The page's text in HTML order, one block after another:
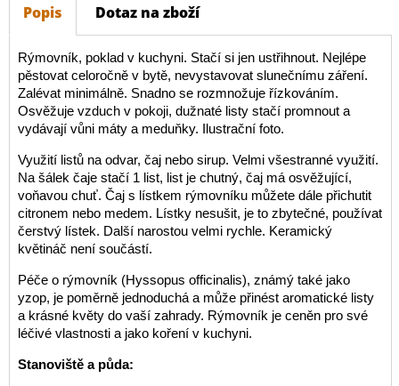
Popis Dotaz na zboží
Rýmovník, poklad v kuchyni. Stačí si jen ustřihnout. Nejlépe
pěstovat celoročně v bytě, nevystavovat slunečnímu záření.
Zalévat minimálně. Snadno se rozmnožuje řízkováním.
Osvěžuje vzduch v pokoji, dužnaté listy stačí promnout a
vydávají vůni máty a meduňky. Ilustrační foto.
Využití listů na odvar, čaj nebo sirup. Velmi všestranné využití.
Na šálek čaje stačí 1 list, list je chutný, čaj má osvěžující,
voňavou chuť. Čaj s lístkem rýmovníku můžete dále přichutit
citronem nebo medem. Lístky nesušit, je to zbytečné, používat
čerstvý lístek. Další narostou velmi rychle. Keramický
květináč není součástí.
Péče o rýmovník (Hyssopus officinalis), známý také jako
yzop, je poměrně jednoduchá a může přinést aromatické listy
a krásné květy do vaší zahrady. Rýmovník je ceněn pro své
léčivé vlastnosti a jako koření v kuchyni.
Stanoviště a půda: